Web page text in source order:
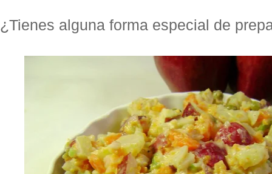
¿Tienes alguna forma especial de